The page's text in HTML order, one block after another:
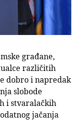
građane,
različitih
dobro i napredak
slobode
i stvaralačkih
jačanja